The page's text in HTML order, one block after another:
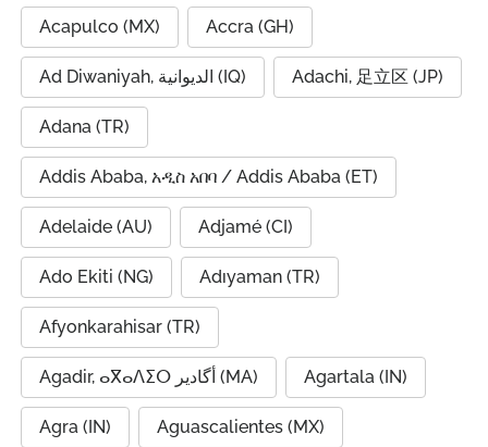
Acapulco (MX) Accra (GH)
Ad Diwaniyah, الديوانية (IQ) Adachi, 足立区 (JP)
Adana (TR)
Addis Ababa, አዲስ አበባ / Addis Ababa (ET)
Adelaide (AU) Adjamé (CI)
Ado Ekiti (NG) Adıyaman (TR)
Afyonkarahisar (TR)
Agadir, ⴰⴳⴰⴷⵉⵔ أگادیر (MA) Agartala (IN)
Agra (IN) Aguascalientes (MX)